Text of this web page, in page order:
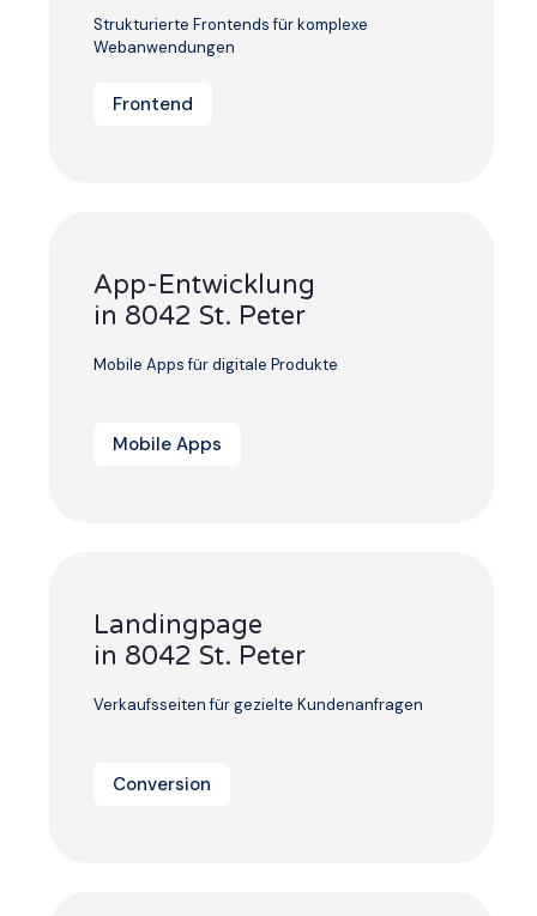
Strukturierte Frontends für komplexe
Webanwendungen
Frontend
App-Entwicklung
in 8042 St. Peter
Mobile Apps für digitale Produkte
Mobile Apps
Landingpage
in 8042 St. Peter
Verkaufsseiten für gezielte Kundenanfragen
Conversion